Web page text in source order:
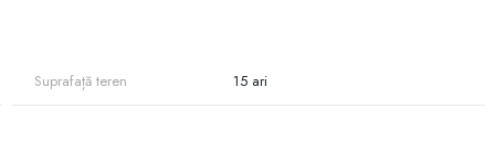
de toate facilitățile urbane la o distanță mică.
esențiale.
Suprafață teren 15 ari